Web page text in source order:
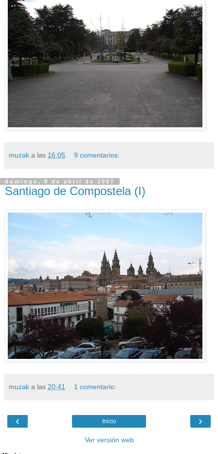
muzak a las 16:05 9 comentarios:
domingo, 8 de abril de 2007
Santiago de Compostela (I)
muzak a las 20:41 1 comentario:
‹ ›
Inicio
Ver versión web